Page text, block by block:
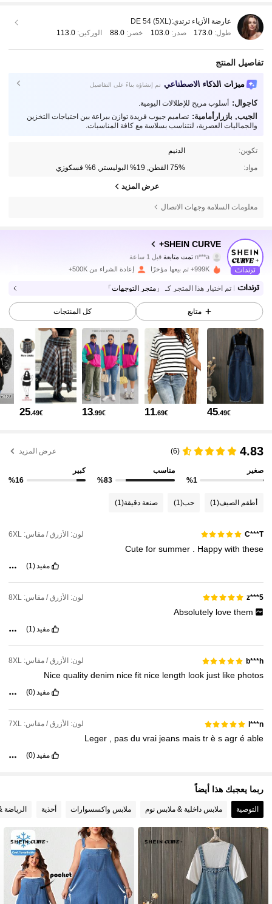
عارضة الأزياء ترتدي:DE 54 (5XL)
طول: 173.0 صدر:103.0 خصر: 88.0 الوركين: 113.0
تفاصيل المنتج
ميزات الذكاء الاصطناعي تم إنشاؤه بناءً على التفاصيل
كاجوال: أسلوب مريح للإطلالات اليومية.
الجيب, بازرارأمامية: تصاميم جيوب فريدة توازن ببراعة بين احتياجات التخزين
والجماليات العصرية، لتتناسب بسلاسة مع كافة المناسبات.
تكوين: الدنيم
مواد: 75% القطن, 19% البوليستر, 6% فسكوزي
عرض المزيد
معلومات السلامة وجهات الاتصال
SHEIN CURVE+
n***aتمت متابعةقبل 1 ساعة
m***3 تتصفح
4.81
513K متابعون
4.81 513K متابعون
513K متابعون
4.81 513K متابعون
4.81 513K متابعون
4.81
999K+ تم بيعها مؤخرًا إعادة الشراء من 500K+
تم اختيار هذا المتجر كـ 「متجر التوجهات」
متابع كل المنتجات
45.49€
11.69€
13.99€
25.49€
4.83
(6) عرض المزيد
صغير
%1
مناسب
%83
كبير
%16
أطقم الصيف(1) حب(1) صنعة دقيقة(1)
C***T لون: الأزرق / مقاس: 6XL
Cute for summer Happy with these
مفيد(1)
z***5 لون: الأزرق / مقاس: 8XL
Absolutely lovethem
مفيد(1)
b***h لون: الأزرق / مقاس: 8XL
Nice quality denim nice fit nice length look just like photos
مفيد(0)
l***n لون: الأزرق / مقاس: 7XL
Leger , pas du vrai jeans mais tr è s agr é able
مفيد(0)
ربما يعجبك هذا أيضاً
التوصية ملابس داخلية & ملابس نوم ملابس واكسسوارات أحذية